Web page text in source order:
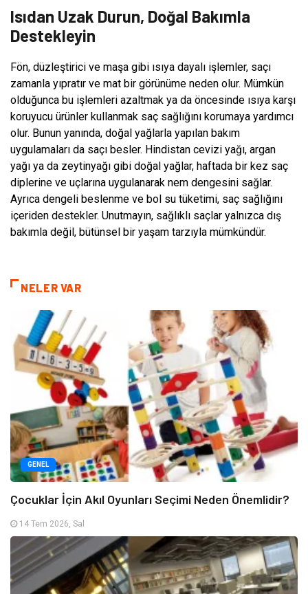
Isıdan Uzak Durun, Doğal Bakımla
Destekleyin
Fön, düzleştirici ve maşa gibi ısıya dayalı işlemler, saçı
zamanla yıpratır ve mat bir görünüme neden olur. Mümkün
olduğunca bu işlemleri azaltmak ya da öncesinde ısıya karşı
koruyucu ürünler kullanmak saç sağlığını korumaya yardımcı
olur. Bunun yanında, doğal yağlarla yapılan bakım
uygulamaları da saçı besler. Hindistan cevizi yağı, argan
yağı ya da zeytinyağı gibi doğal yağlar, haftada bir kez saç
diplerine ve uçlarına uygulanarak nem dengesini sağlar.
Ayrıca dengeli beslenme ve bol su tüketimi, saç sağlığını
içeriden destekler. Unutmayın, sağlıklı saçlar yalnızca dış
bakımla değil, bütünsel bir yaşam tarzıyla mümkündür.
NELER VAR
GENEL
Çocuklar İçin Akıl Oyunları Seçimi Neden Önemlidir?
14 Tem 2026, Sal